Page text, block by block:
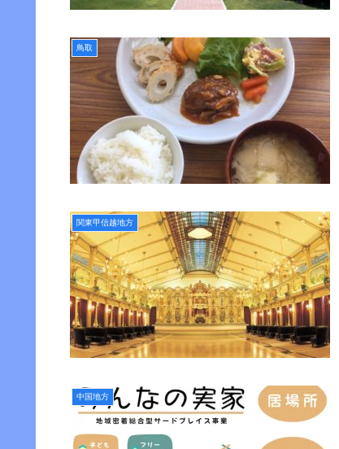
鳥取
関東甲信越地方
中国地方